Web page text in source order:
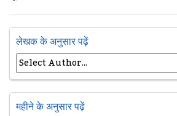
लेखक के अनुसार पढ़ें
महीने के अनुसार पढ़ें